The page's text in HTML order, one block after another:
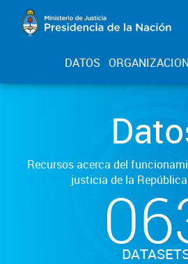
DATOS
Recursos acerca del
justicia de la